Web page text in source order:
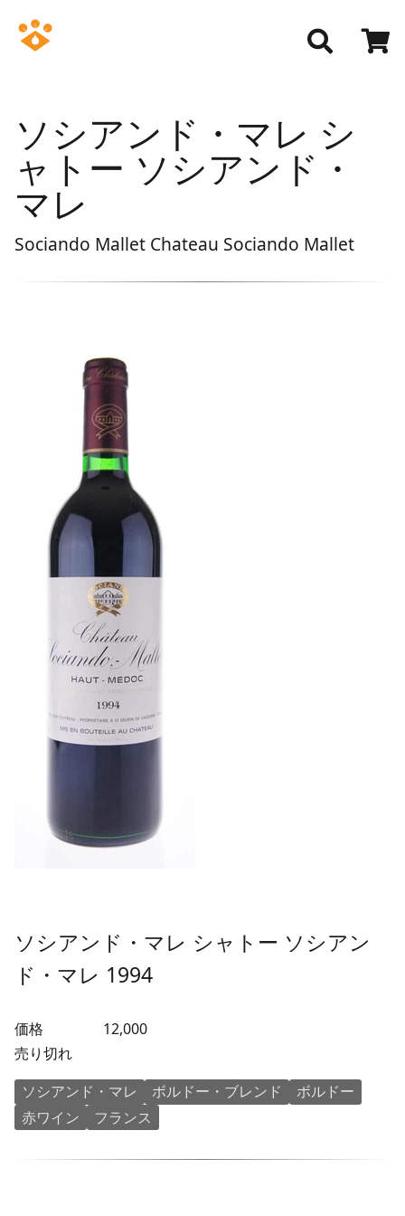
ソシアンド・マレ シ
ャトー ソシアンド・
マレ
Sociando Mallet Chateau Sociando Mallet
ソシアンド・マレ シャトー ソシアン
ド・マレ 1994
価格
12,000
売り切れ
ソシアンド・マレ
ボルドー・ブレンド
ボルドー
赤ワイン
フランス